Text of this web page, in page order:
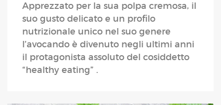
Apprezzato per la sua polpa cremosa, il
suo gusto delicato e un profilo
nutrizionale unico nel suo genere
l’avocando è divenuto negli ultimi anni
il protagonista assoluto del cosiddetto
“healthy eating” .